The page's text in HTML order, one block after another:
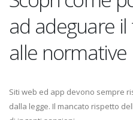
ad adeguare
alle normative
Siti web ed app devono sempre
dalla legge. Il mancato rispetto